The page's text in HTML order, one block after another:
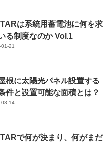
は系統用蓄電池に何を求
る制度なのか Vol.1
01-21
根に太陽光パネル設置する
件と設置可能な面積とは？
03-14
で何が決まり、何がまだ